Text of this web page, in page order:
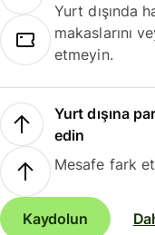
Yurt dışında
makaslarını
etmeyin.
Yurt dışına
edin
Mesafe fark
Kaydolun